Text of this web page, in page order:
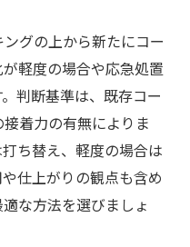
グの上から新たにコー
軽度の場合や応急処置
判断基準は、既存コー
着力の有無によりま
ち替え、軽度の場合は
仕上がりの観点も含め
な方法を選びましょ